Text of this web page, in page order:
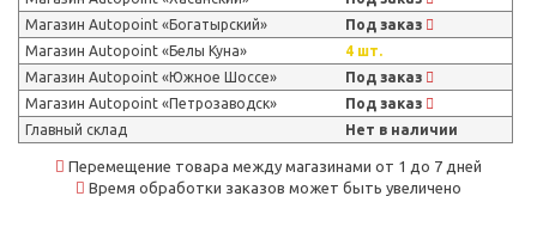
Магазин Autopoint «Богатырский»
Под заказ
Магазин Autopoint «Белы Куна»
4 шт.
Магазин Autopoint «Южное Шоссе»
Под заказ
Магазин Autopoint «Петрозаводск»
Под заказ
Главный склад
Нет в наличии
Перемещение товара между магазинами от 1 до 7 дней
Время обработки заказов может быть увеличено